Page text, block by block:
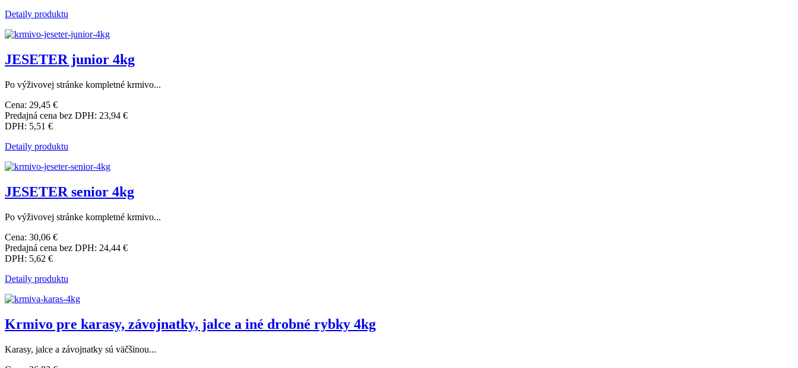
Detaily produktu
JESETER junior 4kg
Po výživovej stránke kompletné krmivo...
Cena: 29,45 €
Predajná cena bez DPH: 23,94 €
DPH: 5,51 €
Detaily produktu
JESETER senior 4kg
Po výživovej stránke kompletné krmivo...
Cena: 30,06 €
Predajná cena bez DPH: 24,44 €
DPH: 5,62 €
Detaily produktu
Krmivo pre karasy, závojnatky, jalce a iné drobné rybky 4kg
Karasy, jalce a závojnatky sú väčšinou...